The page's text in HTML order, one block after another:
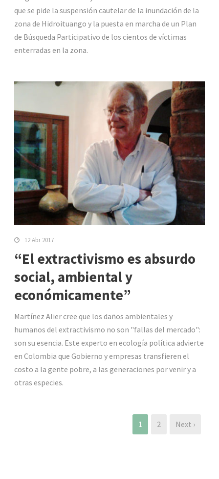
que se pide la suspensión cautelar de la inundación de la
zona de Hidroituango y la puesta en marcha de un Plan
de Búsqueda Participativo de los cientos de víctimas
enterradas en la zona.
12 Abr 2017
“El extractivismo es absurdo
social, ambiental y
económicamente”
Martínez Alier cree que los daños ambientales y
humanos del extractivismo no son "fallas del mercado":
son su esencia. Este experto en ecología política advierte
en Colombia que Gobierno y empresas transfieren el
costo a la gente pobre, a las generaciones por venir y a
otras especies.
1 2 Next ›